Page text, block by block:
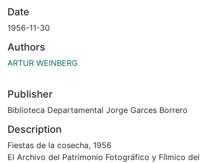
Date
1956-11-30
Authors
ARTUR WEINBERG
Publisher
Biblioteca Departamental Jorge Garces Borrero
Description
Fiestas de la cosecha, 1956
El Archivo del Patrimonio Fotográfico y Fílmico del